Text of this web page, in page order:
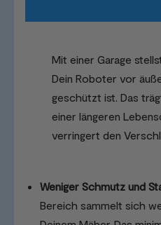
Mit einer Garage
Dein Roboter vor
geschützt ist. Das
einer längeren
verringert den
Weniger Schmutz und
Bereich sammelt sich